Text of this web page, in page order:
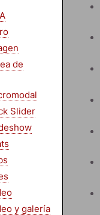
de
Slider
y galería